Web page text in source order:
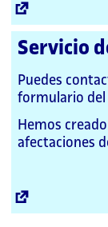
Servicio
Puedes
formulario del
Hemos
afectaciones